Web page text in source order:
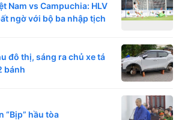
Nam vs Campuchia: HLV
ngờ với bộ ba nhập tịch
đô thị, sáng ra chủ xe tá
bánh
“Bịp” hầu tòa